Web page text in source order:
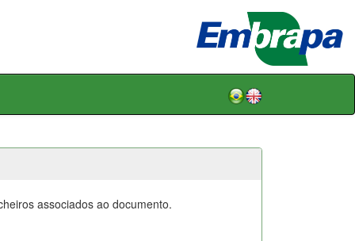
associados ao documento.